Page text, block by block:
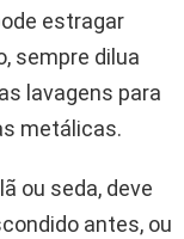
estragar
sempre dilua
lavagens para
metálicas.
ou seda, deve
antes, ou